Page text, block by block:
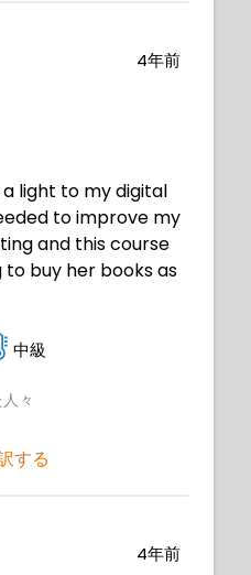
4年前
light to my digital
to improve my
and this course
to buy her books as
中級
々
する
4年前